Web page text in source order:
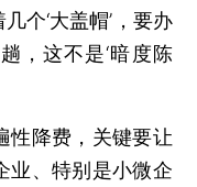
个‘大盖帽’，要办
，这不是‘暗度陈
降费，关键要让
业、特别是小微企